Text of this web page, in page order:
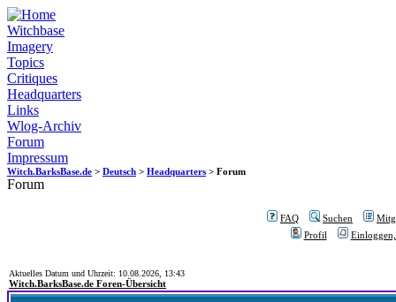
Witchbase
Imagery
Topics
Critiques
Headquarters
Links
Wlog-Archiv
Forum
Impressum
Witch.BarksBase.de > Deutsch > Headquarters > Forum
Forum
FAQ Suchen
Profil
Aktuelles Datum und Uhrzeit: 10.08.2026, 13:43
Witch.BarksBase.de Foren-Übersicht